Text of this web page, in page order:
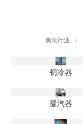
焦化行业 /
初冷器
凝汽器